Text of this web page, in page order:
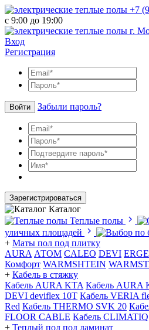
+7
с 9:00 до 19:00
г.
Вход
Регистрация
Войти Забыли пароль?
Зарегистрироваться
Каталог
Теплые полы
уличных площадей
+ Маты пол под плитку
AURA АТОМ CALEO DEVI
Комфорт WARMSHTEIN
+ Кабель в стяжку
Кабель AURA KTA Кабель AURA
DEVI deviflex 10T Кабель VERIA
Red Кабель THERMO SVK 20
FLOOR CABLE Кабель
+ Теплый пол под ламинат